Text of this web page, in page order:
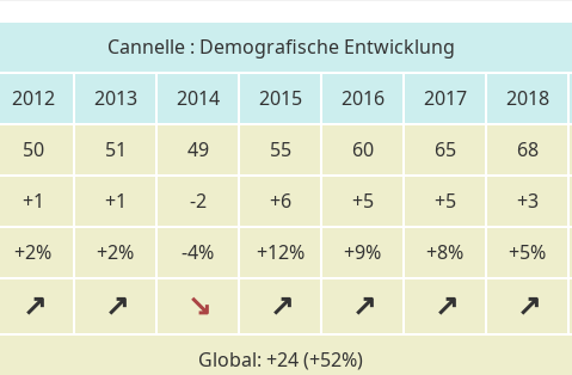
Cannelle : Demografische Entwicklung
2012 2013 2014 2015 2016 2017 2018
50 51 49 55 60 65 68
+1 +1 -2 +6 +5 +5 +3
+2% +2% -4% +12% +9% +8% +5%
↗ ↗ ↘ ↗ ↗ ↗ ↗
Global: +24 (+52%)